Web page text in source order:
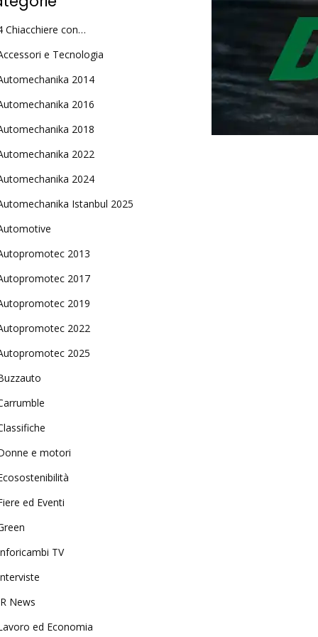
Chiacchiere con…
e Tecnologia
2014
2016
2018
2022
2024
Istanbul 2025
2013
2017
2019
2022
2025
e motori
ed Eventi
TV
News
ed Economia